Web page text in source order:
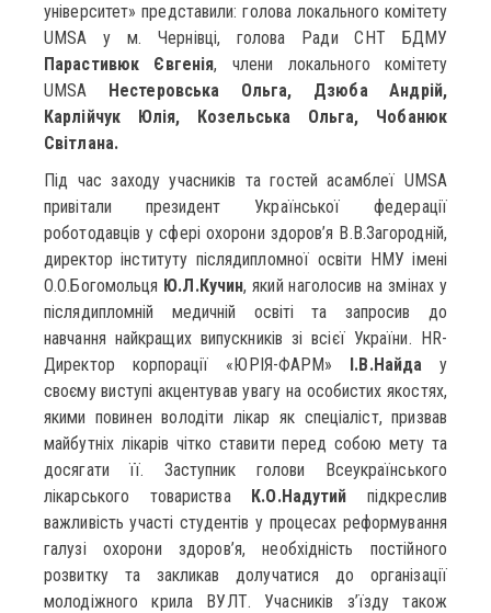
університет» представили: голова локального комітету
UMSA у м. Чернівці, голова Ради СНТ БДМУ
Парастивюк Євгенія, члени локального комітету
UMSA Нестеровська Ольга, Дзюба Андрій,
Карлійчук Юлія, Козельська Ольга, Чобанюк
Світлана.
Під час заходу учасників та гостей асамблеї UMSA
привітали президент Української федерації
роботодавців у сфері охорони здоров’я В.В.Загородній,
директор інституту післядипломної освіти НМУ імені
О.О.Богомольця Ю.Л.Кучин, який наголосив на змінах у
післядипломній медичній освіті та запросив до
навчання найкращих випускників зі всієї України. HR-
Директор корпорації «ЮРІЯ-ФАРМ» І.В.Найда у
своєму виступі акцентував увагу на особистих якостях,
якими повинен володіти лікар як спеціаліст, призвав
майбутніх лікарів чітко ставити перед собою мету та
досягати її. Заступник голови Всеукраїнського
лікарського товариства К.О.Надутий підкреслив
важливість участі студентів у процесах реформування
галузі охорони здоров’я, необхідність постійного
розвитку та закликав долучатися до організації
молодіжного крила ВУЛТ. Учасників з’їзду також